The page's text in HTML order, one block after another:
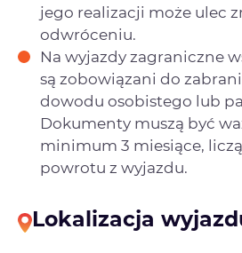
jego realizacji może ulec
odwróceniu.
Na wyjazdy zagraniczne
są zobowiązani do
dowodu osobistego lub
Dokumenty muszą być
minimum 3 miesiące,
powrotu z wyjazdu.
Lokalizacja